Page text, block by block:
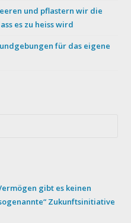
und pflastern wir die
es zu heiss wird
für das eigene
gibt es keinen
Zukunftsinitiative